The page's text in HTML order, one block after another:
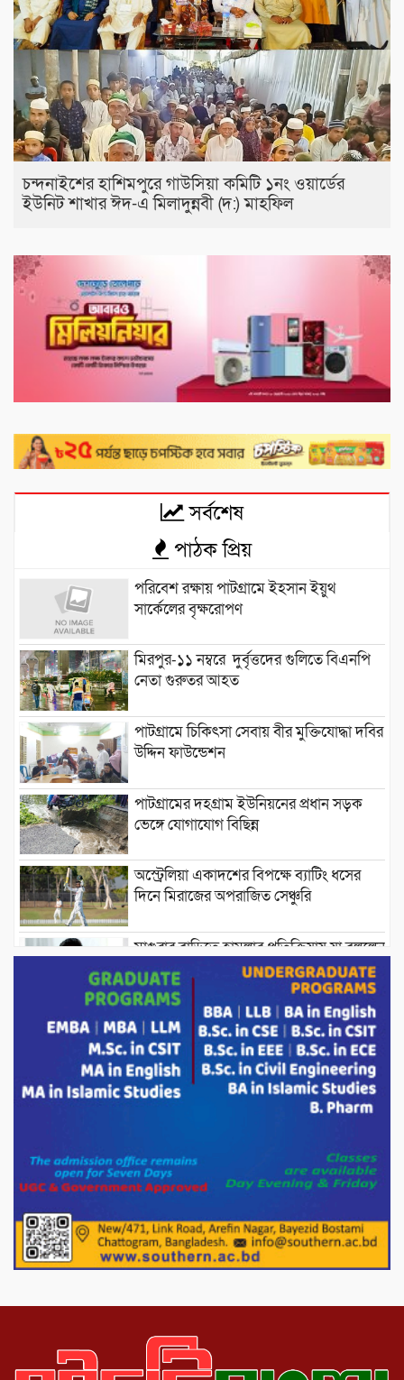
চন্দনাইশের হাশিমপুরে গাউসিয়া কমিটি ১নং ওয়ার্ডের
ইউনিট শাখার ঈদ-এ মিলাদুন্নবী (দ:) মাহফিল
সর্বশেষ
পাঠক প্রিয়
পরিবেশ রক্ষায় পাটগ্রামে ইহসান ইয়ুথ
সার্কেলের বৃক্ষরোপণ
মিরপুর-১১ নম্বরে দুর্বৃত্তদের গুলিতে বিএনপি
নেতা গুরুতর আহত
পাটগ্রামে চিকিৎসা সেবায় বীর মুক্তিযোদ্ধা দবির
উদ্দিন ফাউন্ডেশন
পাটগ্রামের দহগ্রাম ইউনিয়নের প্রধান সড়ক
ভেঙ্গে যোগাযোগ বিছিন্ন
অস্ট্রেলিয়া একাদশের বিপক্ষে ব্যাটিং ধসের
দিনে মিরাজের অপরাজিত সেঞ্চুরি
মাগুরার বাড়িতে হামলার প্রতিক্রিয়ায় যা বললেন
সাকিব।
দেশীয় পাঁচ প্রজাতির ছোট মাছে উদ্বেগজনক
মাত্রায় মাইক্রোপ্লাস্টিকের উপস্থিতি শনাক্ত ।
সরকারকে ব্যর্থ করতে দেশের বিরুদ্ধে একটি
দল চক্রান্ত চালিয়ে যাচ্ছে : রিজভী
দেশের বাজারে ভরিতে ১০ হাজার টাকা সোনার
দাম বাড়ানোর ঘোষণা।
ভারপ্রাপ্ত রাষ্ট্রপতি হাফিজ উদ্দিন আহমদের
সাথে এইচটি বাংলা অনলাইন পোর্টাল ও আইপি